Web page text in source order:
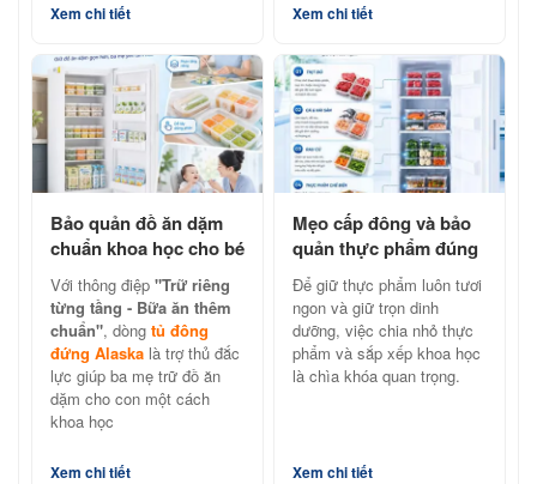
Xem chi tiết Xem chi tiết
Bảo quản đồ ăn dặm
chuẩn khoa học cho bé
cùng tủ đông đứng
Alaska
Với thông điệp "Trữ riêng
từng tầng - Bữa ăn thêm
chuẩn", dòng tủ đông
đứng Alaska là trợ thủ đắc
lực giúp ba mẹ trữ đồ ăn
dặm cho con một cách
khoa học
Xem chi tiết
Mẹo cấp đông và bảo
quản thực phẩm đúng
cách với tủ đông đứng
Alaska
Để giữ thực phẩm luôn tươi
ngon và giữ trọn dinh
dưỡng, việc chia nhỏ thực
phẩm và sắp xếp khoa học
là chìa khóa quan trọng.
Xem chi tiết